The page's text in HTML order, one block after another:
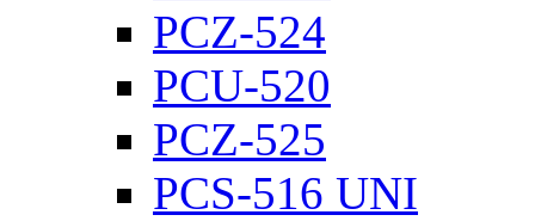
PCZ-524
PCU-520
PCZ-525
PCS-516 UNI